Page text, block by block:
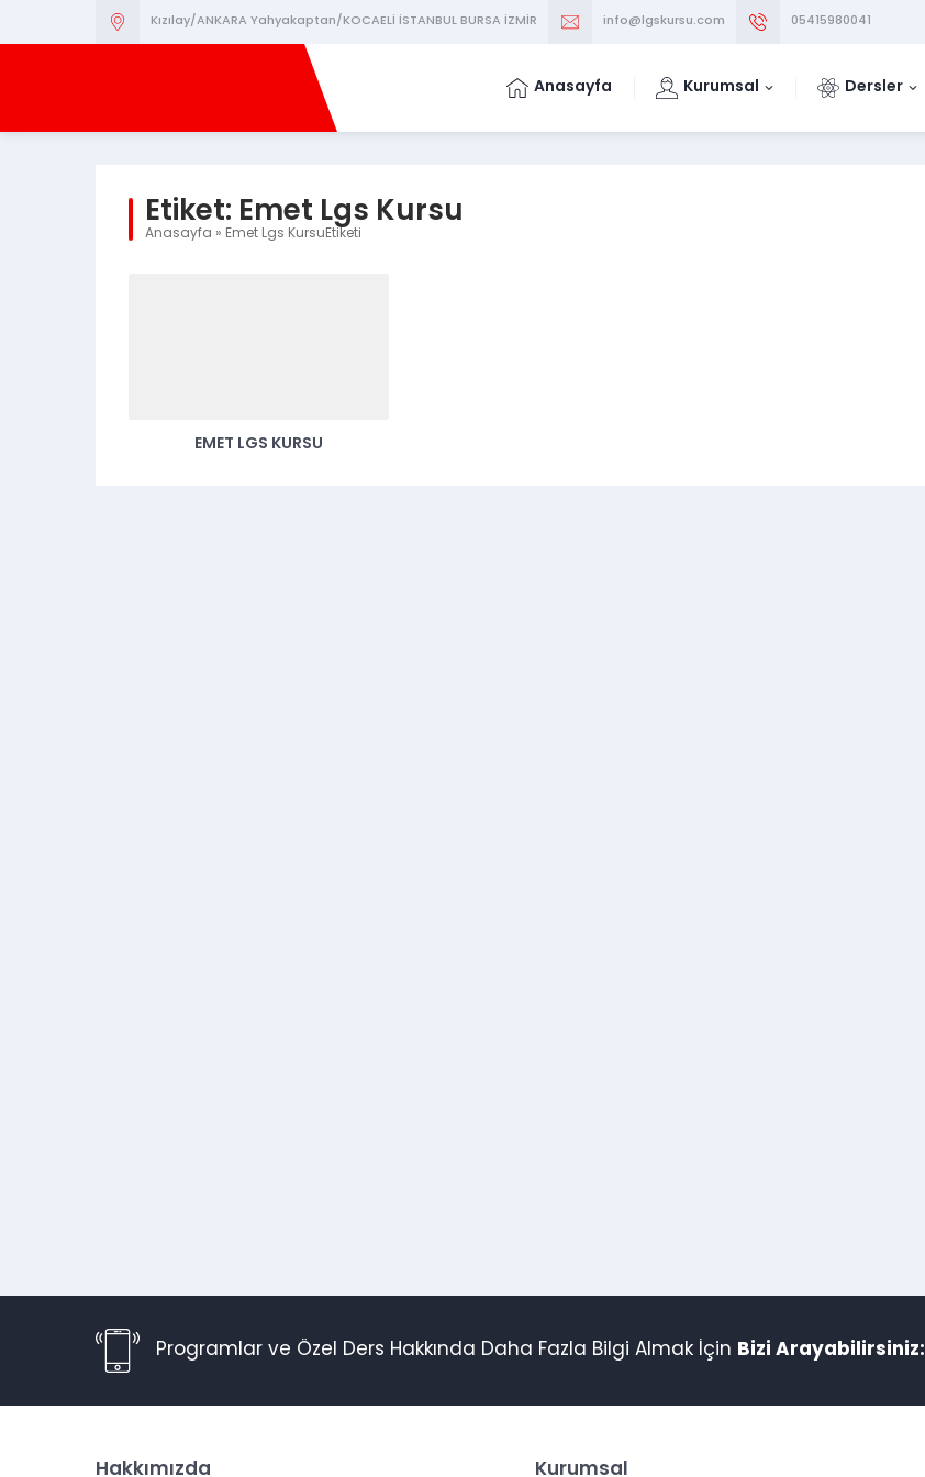
Kızılay/ANKARA Yahyakaptan/KOCAELİ İSTANBUL BURSA İZMİR info@lgskursu.com 05415980041
Anasayfa Kurumsal Dersler
Etiket: Emet Lgs Kursu
Anasayfa » Emet Lgs KursuEtiketi
EMET LGS KURSU
Programlar ve Özel Ders Hakkında Daha Fazla Bilgi Almak İçin Bizi Arayabilirsiniz:
Hakkımızda Kurumsal